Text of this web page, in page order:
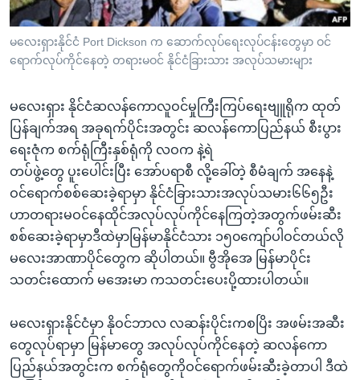
စာမျက်နှာ
သို့
ကြည့်
ရှာဖွေ
ရန်
နေရာ
ဗွီအိုအေ လူမှုကွန်ယက်များ
ဘာသာစကားများ
မလေးရှားနိုင်ငံ Port Dickson က ဆောက်လုပ်ရေးလုပ်ငန်းတွေမှာ ဝင်
ရောက်လုပ်ကိုင်နေတဲ့ တရားမဝင် နိုင်ငံခြားသား အလုပ်သမားများ
မလေးရှား နိုင်ငံဆလန်ကောလူဝင်မှုကြီးကြပ်ရေးဗျူရိုက ထုတ်
ပြန်ချက်အရ အခုရက်ပိုင်းအတွင်း ဆလန်ကောပြည်နယ် စီးပွား
ရေးဇုံက စက်ရုံကြီးနှစ်ရုံကို လဝက နဲ့ရဲ
တပ်ဖွဲ့တွေ ပူးပေါင်းပြီး အော်ပရာစီ လို့ခေါ်တဲ့ စီမံချက် အနေနဲ့
ဝင်ရောက်စစ်ဆေးခဲ့ရာမှာ နိုင်ငံခြားသားအလုပ်သမား၆၆၅ဦး
ဟာတရားမဝင်နေထိုင်အလုပ်လုပ်ကိုင်နေကြတဲ့အတွက်ဖမ်းဆီး
စစ်ဆေးခဲ့ရာမှာဒီထဲမှာမြန်မာနိုင်ငံသား ၁၅၀ကျော်ပါဝင်တယ်လို
မလေးအာဏာပိုင်တွေက ဆိုပါတယ်။ ဗွီအိုအေ မြန်မာပိုင်း
သတင်းထောက် မအေးမာ ကသတင်းပေးပို့ထားပါတယ်။
မလေးရှားနိုင်ငံမှာ နိုဝင်ဘာလ လဆန်းပိုင်းကစပြိး အဖမ်းအဆီး
တွေလုပ်ရာမှာ မြန်မာတွေ အလုပ်လုပ်ကိုင်နေတဲ့ ဆလန်ကော
ပြည်နယ်အတွင်းက စက်ရုံတွေကိုဝင်ရောက်ဖမ်းဆီးခဲ့တာပါ ဒီထဲ